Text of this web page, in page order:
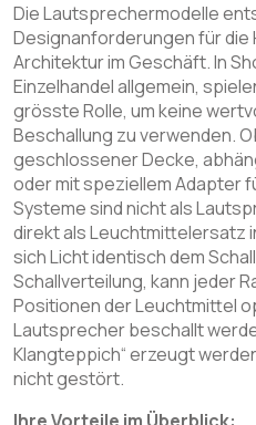
Die Lautsprechermodelle
Designanforderungen für
Architektur im Geschäft. In
Einzelhandel allgemein,
grösste Rolle, um keine
Beschallung zu verwenden.
geschlossener Decke,
oder mit speziellem Adapter
Systeme sind nicht als
direkt als Leuchtmittelersatz
sich Licht identisch dem
Schallverteilung, kann jeder
Positionen der Leuchtmittel
Lautsprecher beschallt
Klangteppich“ erzeugt
nicht gestört.